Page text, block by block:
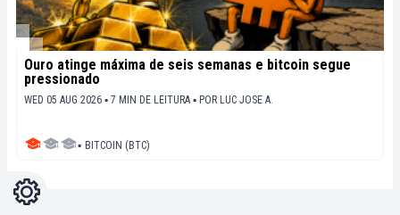
Ouro atinge máxima de seis semanas e bitcoin segue
pressionado
WED 05 AUG 2026 ▪ 7 MIN DE LEITURA ▪ POR LUC JOSE A.
▪ BITCOIN (BTC)
Configurações